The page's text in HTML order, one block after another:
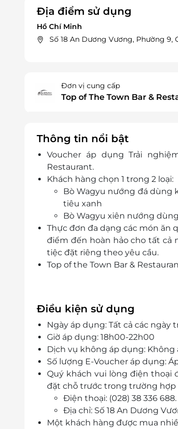
Địa điểm sử dụng
Hồ Chí Minh
Số 18 An Dương Vương, Phường 9,
Đơn vị cung cấp
Top of The Town Bar &
Thông tin nổi bật
Voucher áp dụng Trải
Restaurant.
Khách hàng chọn 1 trong 2 loại:
Bò Wagyu nướng đá dùng
tiêu xanh
Bò Wagyu xiên nướng
Thực đơn đa dạng các món ăn
điểm đến hoàn hảo cho tất cả
tiệc đặt riêng theo yêu cầu.
Top of the Town Bar &
độ bao quát khung cảnh
tầng thượng, là địa điểm lý
Đội ngũ nhân viên thân thiện,
Town Bar & Restaurant Tầng
Điều kiện sử dụng
Ngày áp dụng: Tất cả các ngày
Giờ áp dụng: 18h00-22h00
Dịch vụ không áp dụng:
Số lượng E-Voucher áp dụng:
Quý khách vui lòng điện thoại
đặt chỗ trước trong trường hợp
Điện thoại: (028) 38 336 688.
Địa chỉ: Số 18 An Dương
Một khách hàng được mua